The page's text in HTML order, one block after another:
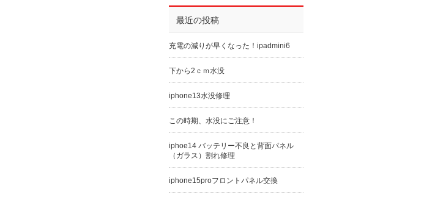
最近の投稿
充電の減りが早くなった！ipadmini6
下から2ｃｍ水没
iphone13水没修理
この時期、水没にご注意！
iphoe14 バッテリー不良と背面パネル
（ガラス）割れ修理
iphone15proフロントパネル交換